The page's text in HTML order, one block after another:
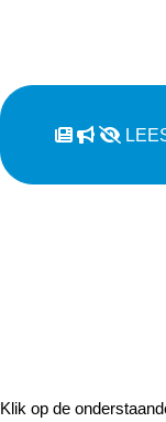
Klik op de